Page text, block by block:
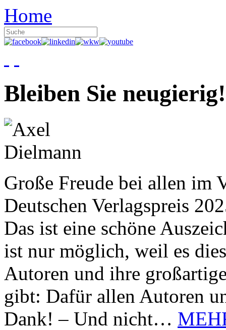
Home
Bleiben Sie neugierig!
Große Freude bei allen im
Deutschen Verlagspreis
Das ist eine schöne
ist nur möglich, weil es
Autoren und ihre
gibt: Dafür allen Autoren
Dank! – Und nicht…